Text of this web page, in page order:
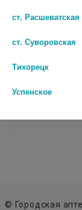
© Городская
ст. Расшеватская
ст. Суворовская
Тихорецк
Успенское